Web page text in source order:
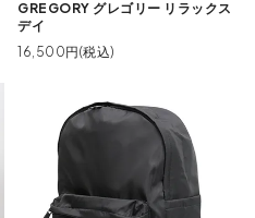
GREGORY グレゴリー リラックス
デイ
16,500円(税込)